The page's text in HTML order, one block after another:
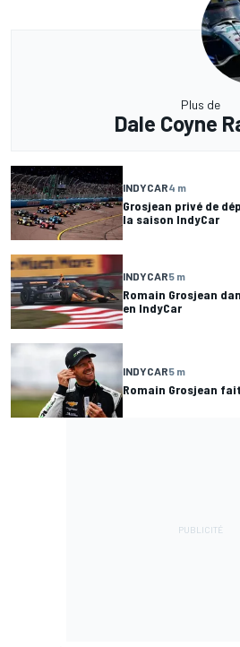
Plus de
Dale Coyne
INDYCAR4 m
Grosjean privé de
la saison IndyCar
INDYCAR5 m
Romain Grosjean
en IndyCar
INDYCAR5 m
Romain Grosjean